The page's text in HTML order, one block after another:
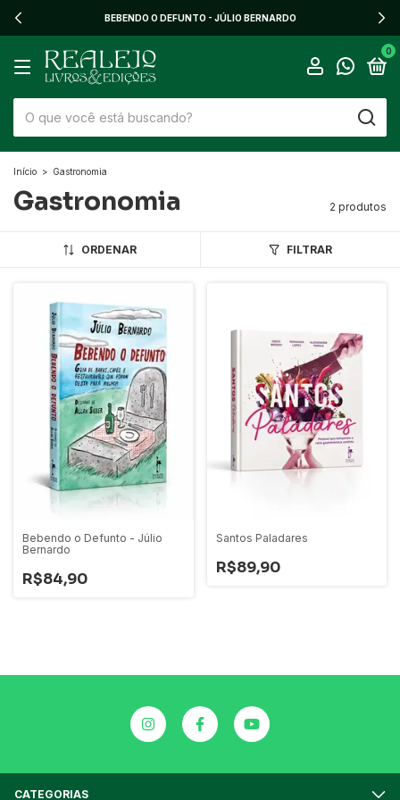
BEBENDO O DEFUNTO - JÚLIO BERNARDO
0
Início > Gastronomia
Gastronomia 2 produtos
ORDENAR FILTRAR
Bebendo o Defunto - Júlio
Bernardo
R$84,90
Santos Paladares
R$89,90
CATEGORIAS